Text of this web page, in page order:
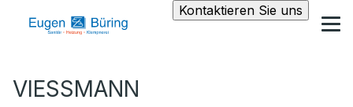
Kontaktieren Sie uns
VIESSMANN